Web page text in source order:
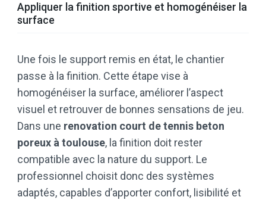
Appliquer la finition sportive et homogénéiser la
surface
Une fois le support remis en état, le chantier
passe à la finition. Cette étape vise à
homogénéiser la surface, améliorer l’aspect
visuel et retrouver de bonnes sensations de jeu.
Dans une renovation court de tennis beton
poreux à toulouse, la finition doit rester
compatible avec la nature du support. Le
professionnel choisit donc des systèmes
adaptés, capables d’apporter confort, lisibilité et